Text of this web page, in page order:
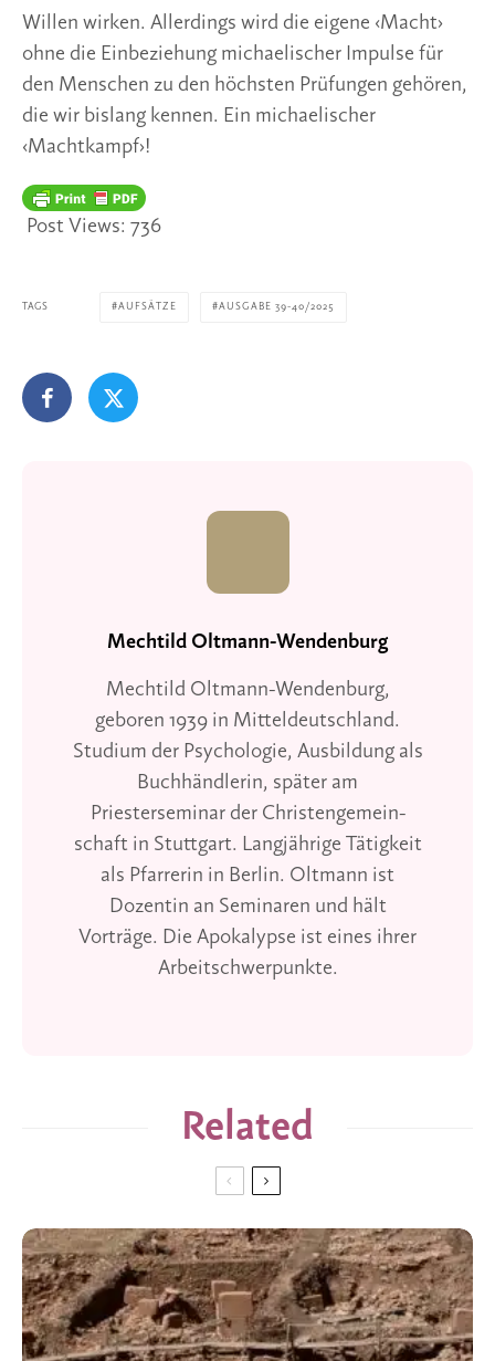
Willen wirken. Allerdings wird die eigene ‹Macht›
ohne die Einbeziehung michaelischer Impulse für
den Menschen zu den höchsten Prüfungen gehören,
die wir bislang kennen. Ein michaelischer
‹Machtkampf›!
Post Views: 736
TAGS AUFSÄTZE AUSGABE 39-40/2025
Mechtild Oltmann-Wendenburg
Mechtild Oltmann-Wendenburg,
geboren 1939 in Mitteldeutschland.
Studium der Psychologie, Ausbildung als
Buchhändlerin, später am
Priesterseminar der Christengemein­
schaft in Stuttgart. Langjährige Tätigkeit
als Pfarrerin in Berlin. Oltmann ist
Dozentin an Seminaren und hält
Vorträge. Die Apokalypse ist eines ihrer
Arbeitschwerpunkte.
Related